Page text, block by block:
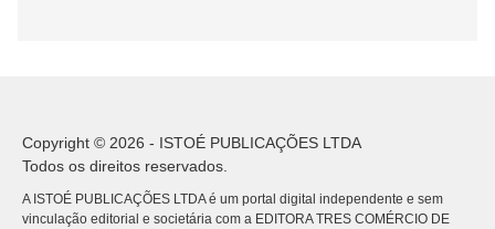
Copyright © 2026 - ISTOÉ PUBLICAÇÕES LTDA
Todos os direitos reservados.
A ISTOÉ PUBLICAÇÕES LTDA é um portal digital independente e sem
vinculação editorial e societária com a EDITORA TRES COMÉRCIO DE